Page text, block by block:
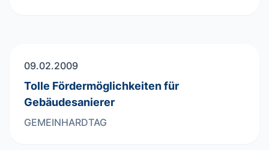
09.02.2009
Tolle Fördermöglichkeiten für
Gebäudesanierer
GEMEINHARDTAG